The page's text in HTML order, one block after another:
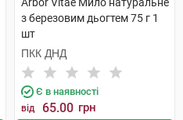
з березовим дьогтем 75 г 1
шт
ПКК ДНД
Є в наявності
від 65.00 грн